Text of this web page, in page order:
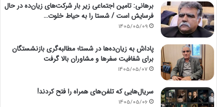
برهانی: تامین اجتماعی زیر بار شرکت‌های زیان‌ده در حال
فرسایش است / شستا را به حیاط خلوت…
1405/05/09
پاداش به زیان‌ده‌ها در شستا؛ مطالبه‌گری بازنشستگان
برای شفافیت سفرها و مشاوران بالا گرفت
1405/05/07
سریال‌هایی که تلفن‌های همراه را فتح کردند!
1405/05/06